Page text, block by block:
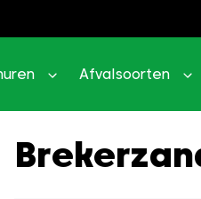
Afvalsoorten